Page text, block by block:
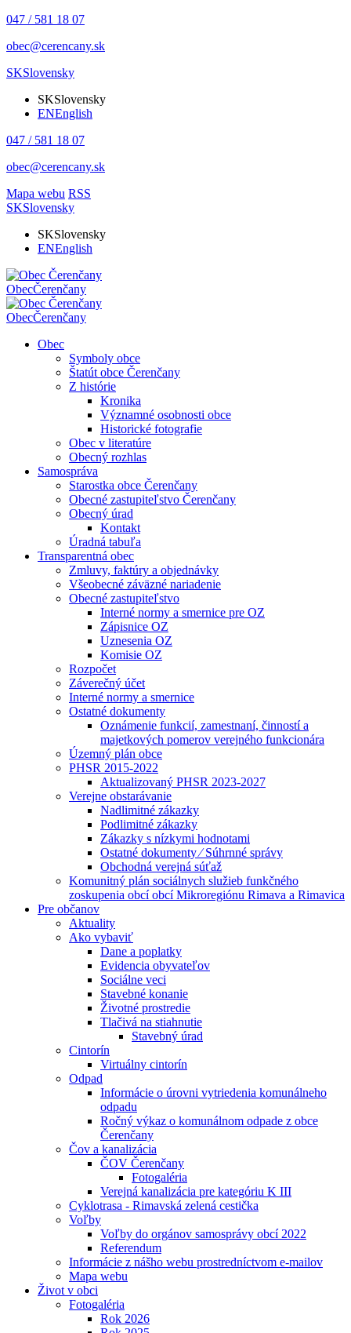
047 / 581 18 07
obec@cerencany.sk
SKSlovensky
SKSlovensky
ENEnglish
047 / 581 18 07
obec@cerencany.sk
Mapa webu RSS
SKSlovensky
SKSlovensky
ENEnglish
ObecČerenčany
ObecČerenčany
Obec
Symboly obce
Štatút obce Čerenčany
Z histórie
Kronika
Významné osobnosti obce
Historické fotografie
Obec v literatúre
Obecný rozhlas
Samospráva
Starostka obce Čerenčany
Obecné zastupiteľstvo Čerenčany
Obecný úrad
Kontakt
Úradná tabuľa
Transparentná obec
Zmluvy, faktúry a objednávky
Všeobecné záväzné nariadenie
Obecné zastupiteľstvo
Interné normy a smernice pre OZ
Zápisnice OZ
Uznesenia OZ
Komisie OZ
Rozpočet
Záverečný účet
Interné normy a smernice
Ostatné dokumenty
Oznámenie funkcií, zamestnaní, činností a
majetkových pomerov verejného funkcionára
Územný plán obce
PHSR 2015-2022
Aktualizovaný PHSR 2023-2027
Verejne obstarávanie
Nadlimitné zákazky
Podlimitné zákazky
Zákazky s nízkymi hodnotami
Ostatné dokumenty ⁄ Súhrnné správy
Obchodná verejná súťaž
Komunitný plán sociálnych služieb funkčného
zoskupenia obcí obcí Mikroregiónu Rimava a Rimavica
Pre občanov
Aktuality
Ako vybaviť
Dane a poplatky
Evidencia obyvateľov
Sociálne veci
Stavebné konanie
Životné prostredie
Tlačivá na stiahnutie
Stavebný úrad
Cintorín
Virtuálny cintorín
Odpad
Informácie o úrovni vytriedenia komunálneho
odpadu
Ročný výkaz o komunálnom odpade z obce
Čerenčany
Čov a kanalizácia
ČOV Čerenčany
Fotogaléria
Verejná kanalizácia pre kategóriu K III
Cyklotrasa - Rimavská zelená cestička
Voľby
Voľby do orgánov samosprávy obcí 2022
Referendum
Informácie z nášho webu prostredníctvom e-mailov
Mapa webu
Život v obci
Fotogaléria
Rok 2026